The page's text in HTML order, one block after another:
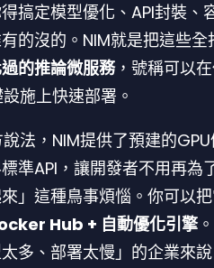
搞定模型優化、API封裝、
的沒的。NIM就是把這些全
的推論微服務，號稱可以
施上快速部署。
法，NIM提供了預建的
準API，讓開發者不用再為
來」這種鳥事煩惱。你可以
Hub + 自動優化引擎
多、部署太慢」的企業來